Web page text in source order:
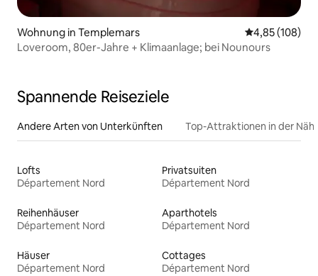
Wohnung in Templemars
4,85 (108)
Loveroom, 80er-Jahre + Klimaanlage; bei Nounours
Spannende Reiseziele
Andere Arten von Unterkünften Top-Attraktionen in der
Lofts
Département Nord
Privatsuiten
Département Nord
Reihenhäuser
Département Nord
Aparthotels
Département Nord
Häuser
Département Nord
Cottages
Département Nord